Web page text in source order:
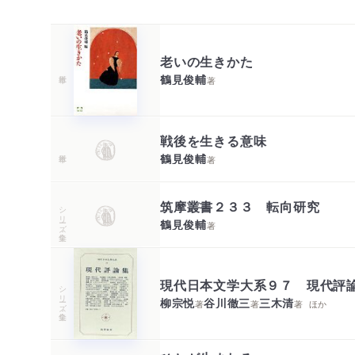
老いの生きかた
鶴見俊輔著
戦後を生きる意味
鶴見俊輔著
シリーズ・全集 筑摩叢書２３３ 転向研究
鶴見俊輔著
シリーズ・全集 現代日本文学大系９７ 現代評
柳宗悦著谷川徹三著三木清著 ほか